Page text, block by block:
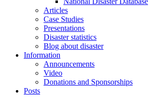
Articles
Case Studies
Presentations
Disaster statistics
Blog about disaster
Information
Announcements
Video
Donations and Sponsorships
Posts